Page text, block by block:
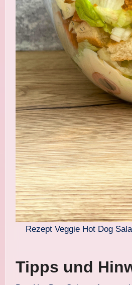
Rezept Veggie Hot Dog
Tipps und